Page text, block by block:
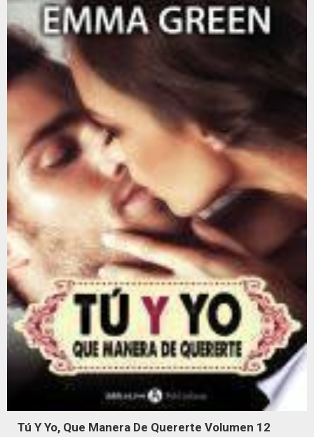
Tú Y Yo, Que Manera De Quererte Volumen 12